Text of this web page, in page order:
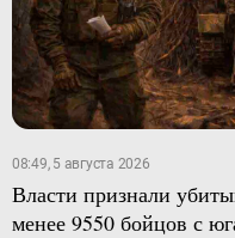
08:49, 5 августа 2026
Власти признали
менее 9550 бойцов с